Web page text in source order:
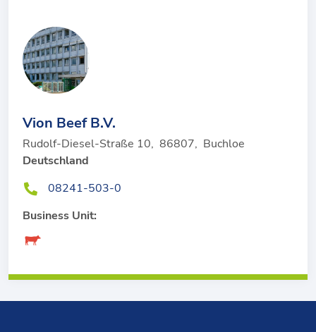
Vion Beef B.V.
Rudolf-Diesel-Straße 10, 86807, Buchloe
Deutschland
08241-503-0
Business Unit: